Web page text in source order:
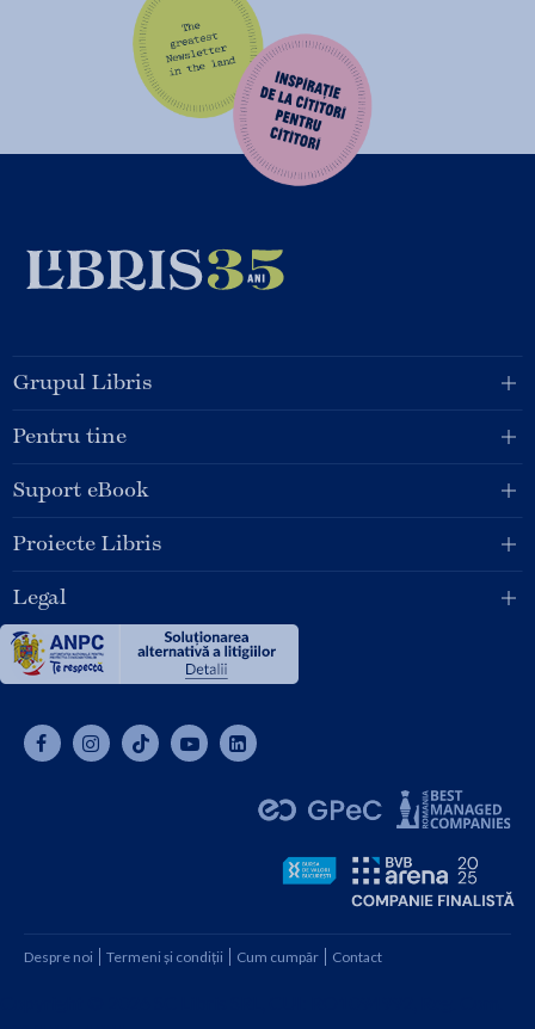
Grupul Libris
Pentru tine
Suport eBook
Proiecte Libris
Legal
Despre noi Termeni și condiții Cum cumpăr Contact